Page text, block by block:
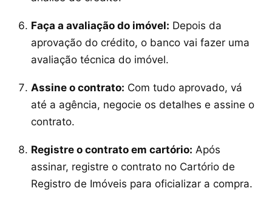
Faça a avaliação do imóvel: Depois da
aprovação do crédito, o banco vai fazer uma
avaliação técnica do imóvel.
Assine o contrato: Com tudo aprovado, vá
até a agência, negocie os detalhes e assine o
contrato.
Registre o contrato em cartório: Após
assinar, registre o contrato no Cartório de
Registro de Imóveis para oficializar a compra.